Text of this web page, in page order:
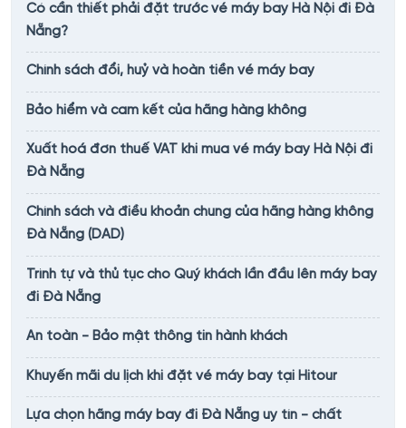
Có cần thiết phải đặt trước vé máy bay Hà Nội đi Đà
Nẵng?
Chính sách đổi, huỷ và hoàn tiền vé máy bay
Bảo hiểm và cam kết của hãng hàng không
Xuất hoá đơn thuế VAT khi mua vé máy bay Hà Nội đi
Đà Nẵng
Chính sách và điều khoản chung của hãng hàng không
Đà Nẵng (DAD)
Trình tự và thủ tục cho Quý khách lần đầu lên máy bay
đi Đà Nẵng
An toàn - Bảo mật thông tin hành khách
Khuyến mãi du lịch khi đặt vé máy bay tại Hitour
Lựa chọn hãng máy bay đi Đà Nẵng uy tín - chất